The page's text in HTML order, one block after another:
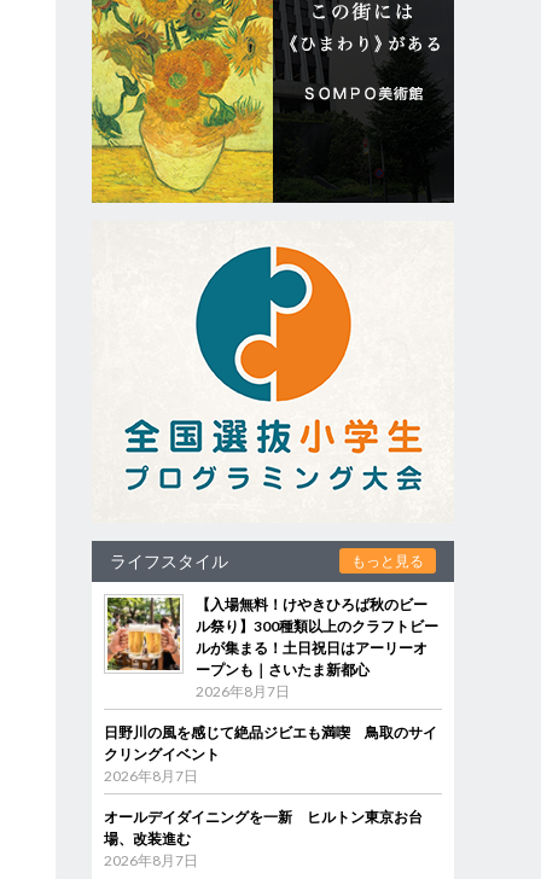
ライフスタイル もっと見る
【入場無料！けやきひろば秋のビー
ル祭り】300種類以上のクラフトビー
ルが集まる！土日祝日はアーリーオ
ープンも｜さいたま新都心
2026年8月7日
日野川の風を感じて絶品ジビエも満喫 鳥取のサイ
クリングイベント
2026年8月7日
オールデイダイニングを一新 ヒルトン東京お台
場、改装進む
2026年8月7日